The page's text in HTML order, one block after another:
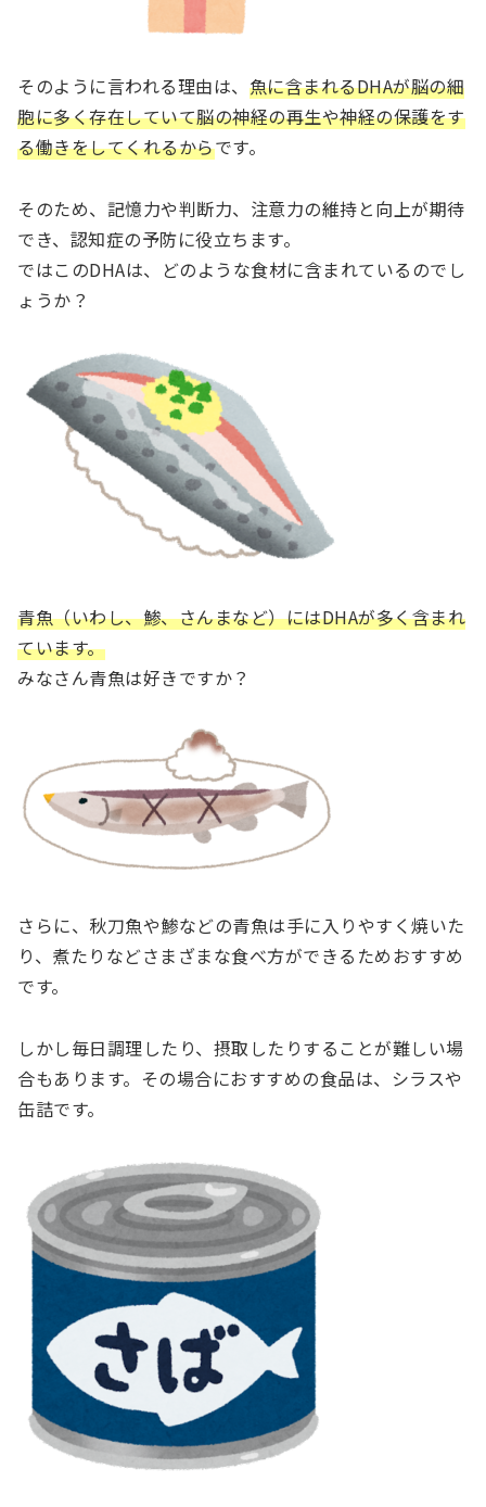
そのように言われる理由は、 魚に含まれるDHAが脳の細
胞に多く存在していて脳の神経の再生や神経の保護をす
る働きをしてくれるからです。
そのため、記憶力や判断力、注意力の維持と向上が期待
でき、認知症の予防に役立ちます。
ではこのDHAは、どのような食材に含まれているのでし
ょうか？
青魚（いわし、鯵、さんまなど）にはDHAが多く含まれ
ています。
みなさん青魚は好きですか？
さらに、秋刀魚や鯵などの青魚は手に入りやすく焼いた
り、煮たりなどさまざまな食べ方ができるためおすすめ
です。
しかし毎日調理したり、摂取したりすることが難しい場
合もあります。その場合におすすめの食品は、シラスや
缶詰です。